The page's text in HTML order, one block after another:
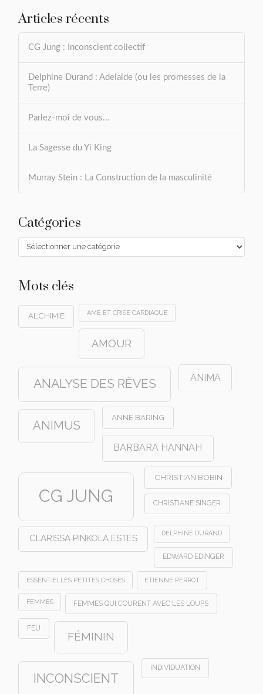
Articles récents
CG Jung : Inconscient collectif
Delphine Durand : Adelaide (ou les promesses de la
Terre)
Parlez-moi de vous…
La Sagesse du Yi King
Murray Stein : La Construction de la masculinité
Catégories
Catégories
Mots clés
ALCHIMIE AME ET CRISE CARDIAQUE
AMOUR
ANALYSE DES RÊVES ANIMA
ANIMUS
ANNE BARING
BARBARA HANNAH
CG JUNG
CHRISTIAN BOBIN
CHRISTIANE SINGER
CLARISSA PINKOLA ESTES DELPHINE DURAND
EDWARD EDINGER
ESSENTIELLES PETITES CHOSES ETIENNE PERROT
FEMMES FEMMES QUI COURENT AVEC LES LOUPS
FEU
FÉMININ
INCONSCIENT
INDIVIDUATION